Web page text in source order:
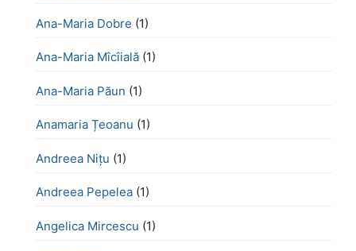
Ana-Maria Dobre (1)
Ana-Maria Mîcîială (1)
Ana-Maria Păun (1)
Anamaria Țeoanu (1)
Andreea Nițu (1)
Andreea Pepelea (1)
Angelica Mircescu (1)